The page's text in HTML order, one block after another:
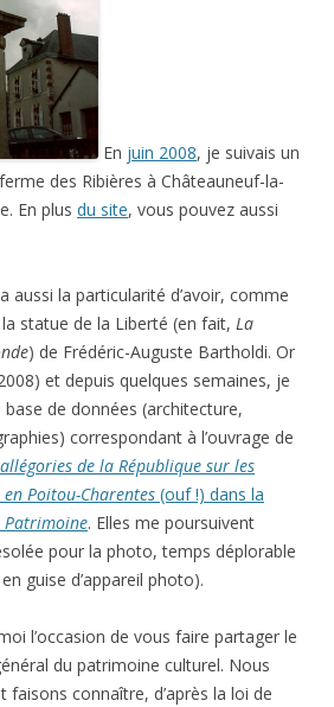
En juin 2008, je suivais un
des Ribières à Châteauneuf-la-
En plus du site, vous pouvez aussi
aussi la particularité d’avoir, comme
statue de la Liberté (en fait, La
) de Frédéric-Auguste Bartholdi. Or
et depuis quelques semaines, je
de données (architecture,
correspondant à l’ouvrage de
de la République sur les
Poitou-Charentes (ouf !) dans la
Patrimoine. Elles me poursuivent
pour la photo, temps déplorable
guise d’appareil photo).
l’occasion de vous faire partager le
du patrimoine culturel. Nous
faisons connaître, d’après la loi de